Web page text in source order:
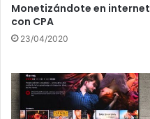
Monetizándote en internet
con CPA
23/04/2020